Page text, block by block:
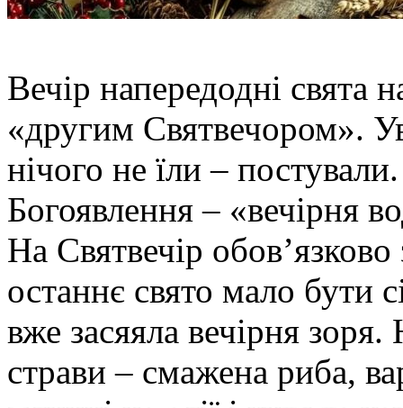
Вечір напередодні свята
«другим Святвечором».
нічого не їли –
Богоявлення – «вечірня
На Святвечір
останнє свято мало бути
вже засяяла вечірня
страви – смажена риба,